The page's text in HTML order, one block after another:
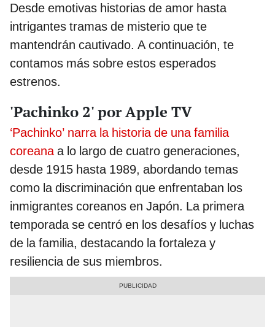
Desde emotivas historias de amor hasta
intrigantes tramas de misterio que te
mantendrán cautivado. A continuación, te
contamos más sobre estos esperados
estrenos.
'Pachinko 2' por Apple TV
‘Pachinko’ narra la historia de una familia
coreanaa lo largo de cuatro generaciones,
desde 1915 hasta 1989, abordando temas
como la discriminación que enfrentaban los
inmigrantes coreanos en Japón. La primera
temporada se centró en los desafíos y luchas
de la familia, destacando la fortaleza y
resiliencia de sus miembros.